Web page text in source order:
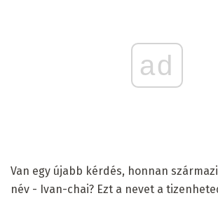
ad
Van egy újabb kérdés, honnan
név - Ivan-chai? Ezt a nevet a